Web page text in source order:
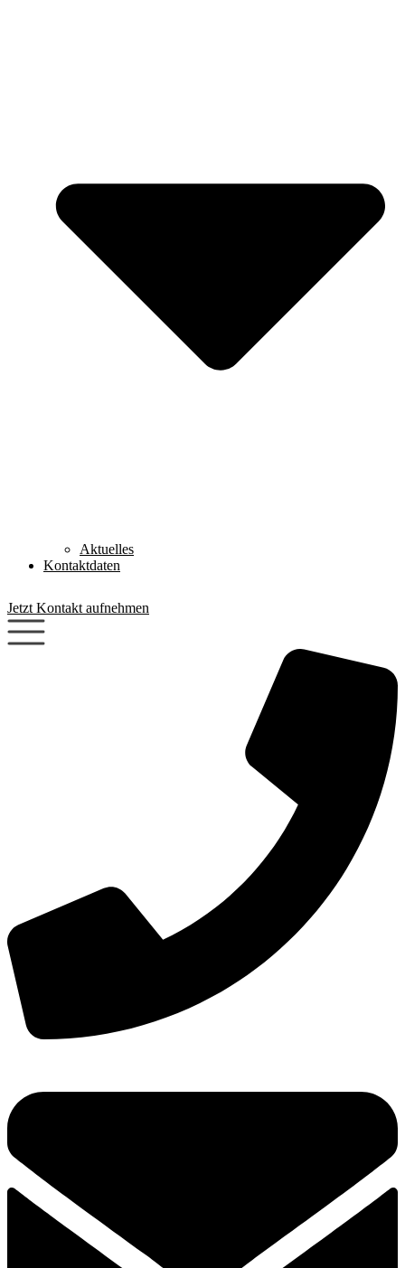
Aktuelles
Kontaktdaten
Jetzt Kontakt aufnehmen